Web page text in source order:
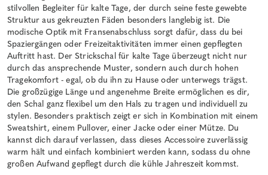
stilvollen Begleiter für kalte Tage, der durch seine feste gewebte
Struktur aus gekreuzten Fäden besonders langlebig ist. Die
modische Optik mit Fransenabschluss sorgt dafür, dass du bei
Spaziergängen oder Freizeitaktivitäten immer einen gepflegten
Auftritt hast. Der Strickschal für kalte Tage überzeugt nicht nur
durch das ansprechende Muster, sondern auch durch hohen
Tragekomfort - egal, ob du ihn zu Hause oder unterwegs trägst.
Die großzügige Länge und angenehme Breite ermöglichen es dir,
den Schal ganz flexibel um den Hals zu tragen und individuell zu
stylen. Besonders praktisch zeigt er sich in Kombination mit einem
Sweatshirt, einem Pullover, einer Jacke oder einer Mütze. Du
kannst dich darauf verlassen, dass dieses Accessoire zuverlässig
warm hält und einfach kombiniert werden kann, sodass du ohne
großen Aufwand gepflegt durch die kühle Jahreszeit kommst.